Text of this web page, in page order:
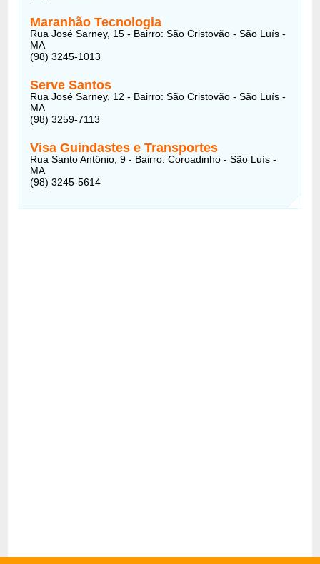
Maranhão Tecnologia
Rua José Sarney, 15 - Bairro: São Cristovão - São Luís -
MA
(98) 3245-1013
Serve Santos
Rua José Sarney, 12 - Bairro: São Cristovão - São Luís -
MA
(98) 3259-7113
Visa Guindastes e Transportes
Rua Santo Antônio, 9 - Bairro: Coroadinho - São Luís -
MA
(98) 3245-5614